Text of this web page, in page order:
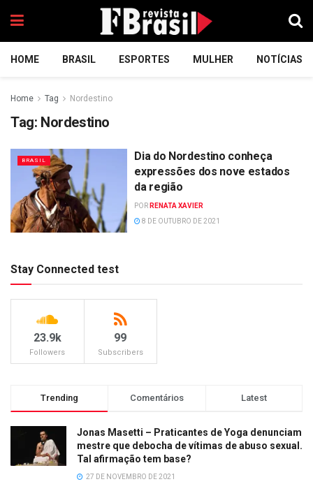
HOME BRASIL ESPORTES MULHER NOTÍCIAS
Home Tag Nordestino
Tag: Nordestino
BRASIL
Dia do Nordestino conheça
expressões dos nove estados
da região
POR RENATA XAVIER
8 DE OUTUBRO DE 2021
Stay Connected test
23.9k
Followers
99
Subscribers
Trending Comentários Latest
Jonas Masetti – Praticantes de Yoga denunciam
mestre que debocha de vítimas de abuso sexual.
Tal afirmação tem base?
27 DE NOVEMBRO DE 2021